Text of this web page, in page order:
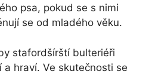
psa, pokud se s nimi
se od mladého věku.
stafordšírští bulteriéři
a hraví. Ve skutečnosti se